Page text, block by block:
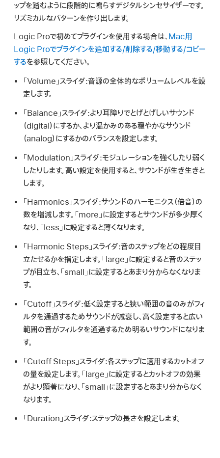
を
検
索
ップを踏むように段階的に鳴らすデジタルシンセサイザーです。
リズミカルなパターンを作り出します。
Logic Proで初めてプラグインを使用する場合は、 Mac用
Logic Proでプラグインを追加する/削除する/移動する/コピー
するを参照してください。
「Volume」スライダ:音源の全体的なボリュームレベルを設
定します。
「Balance」スライダ:より耳障りでとげとげしいサウンド
（digital）にするか、より温かみのある穏やかなサウンド
（analog）にするかのバランスを設定します。
「Modulation」スライダ:モジュレーションを強くしたり弱く
したりします。高い設定を使用すると、サウンドが生き生きと
します。
「Harmonics」スライダ:サウンドのハーモニクス（倍音）の
数を増減します。「 more」に設定するとサウンドが多少厚く
なり、「 less」に設定すると薄くなります。
「Harmonic Steps」スライダ:音のステップをどの程度目
立たせるかを指定します。「large」に設定すると音のステッ
プが目立ち、「small」に設定するとあまり分からなくなりま
す。
「Cutoff」スライダ:低く設定すると狭い範囲の音のみがフィ
ルタを通過するためサウンドが減衰し、高く設定すると広い
範囲の音がフィルタを通過するため明るいサウンドになりま
す。
「Cutoff Steps」スライダ:各ステップに適用するカットオフ
の量を設定します。「large」に設定するとカットオフの効果
がより顕著になり、「small」に設定するとあまり分からなく
なります。
「Duration」スライダ:ステップの長さを設定します。